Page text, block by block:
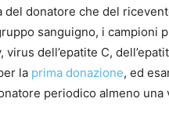
del donatore che del
sanguigno, i campioni
virus dell’epatite C,
la prima donazione, ed
periodico almeno una